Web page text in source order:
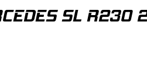
SL R230